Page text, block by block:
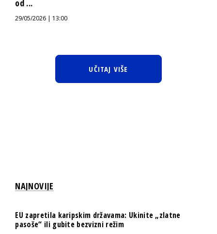
od ...
29/05/2026 | 13:00
UČITAJ VIŠE
NAJNOVIJE
EU zapretila karipskim državama: Ukinite „zlatne
pasoše“ ili gubite bezvizni režim